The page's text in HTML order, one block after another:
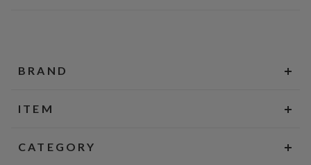
BRAND
ITEM
CATEGORY